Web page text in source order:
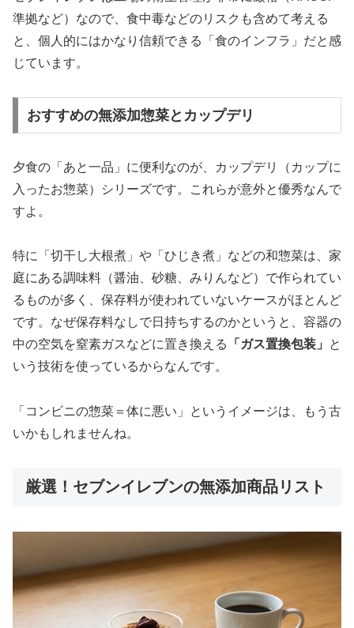
準拠など）なので、食中毒などのリスクも含めて考える
と、個人的にはかなり信頼できる「食のインフラ」だと感
じています。
おすすめの無添加惣菜とカップデリ
夕食の「あと一品」に便利なのが、カップデリ（カップに
入ったお惣菜）シリーズです。これらが意外と優秀なんで
すよ。
特に「切干し大根煮」や「ひじき煮」などの和惣菜は、家
庭にある調味料（醤油、砂糖、みりんなど）で作られてい
るものが多く、保存料が使われていないケースがほとんど
です。なぜ保存料なしで日持ちするのかというと、容器の
中の空気を窒素ガスなどに置き換える
「ガス置換包装」
と
いう技術を使っているからなんです。
「コンビニの惣菜＝体に悪い」というイメージは、もう古
いかもしれませんね。
厳選！セブンイレブンの無添加商品リスト